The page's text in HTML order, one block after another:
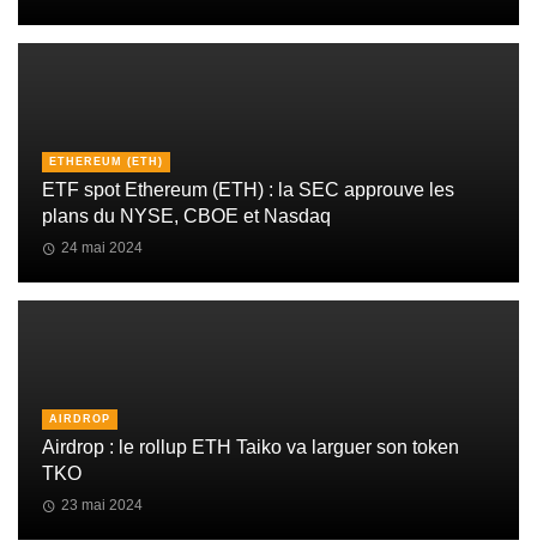
ETHEREUM (ETH)
ETF spot Ethereum (ETH) : la SEC approuve les
plans du NYSE, CBOE et Nasdaq
24 mai 2024
AIRDROP
Airdrop : le rollup ETH Taiko va larguer son token
TKO
23 mai 2024